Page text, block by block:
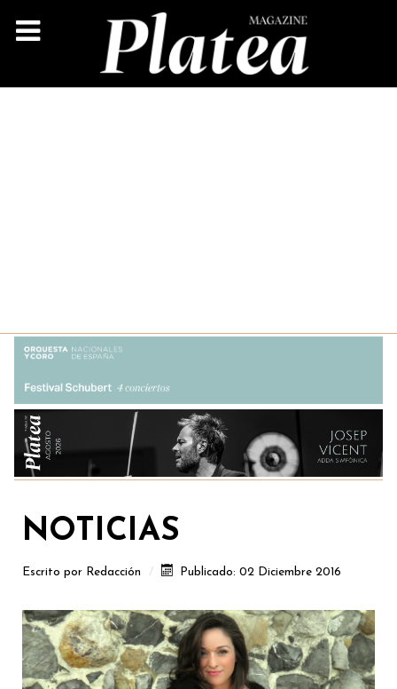
NOTICIAS
Escrito por Redacción Publicado: 02 Diciembre 2016